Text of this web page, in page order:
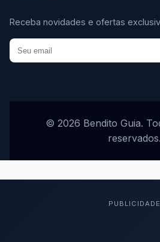
Receba novidades e ofertas
© 2026 Bendito Guia.
reservados.